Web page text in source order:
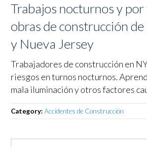
Trabajos nocturnos y
obras de construcción
y Nueva Jersey
Trabajadores de construcción en
riesgos en turnos nocturnos.
mala iluminación y otros factores
Category:Accidentes de Construcción